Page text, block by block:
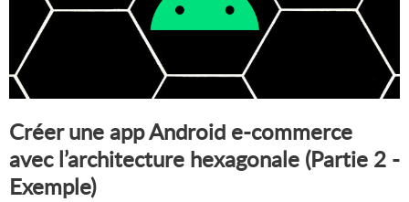
Créer une app Android e-commerce
avec l’architecture hexagonale (Partie 2 -
Exemple)